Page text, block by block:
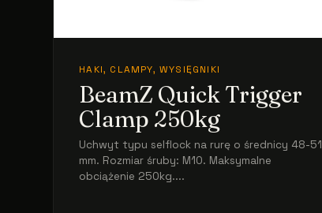
HAKI, CLAMPY, WYSIĘGNIKI
BeamZ Quick Trigger
Clamp 250kg
Uchwyt typu selflock na rurę o średnicy 48-51
mm. Rozmiar śruby: M10. Maksymalne
obciążenie 250kg....